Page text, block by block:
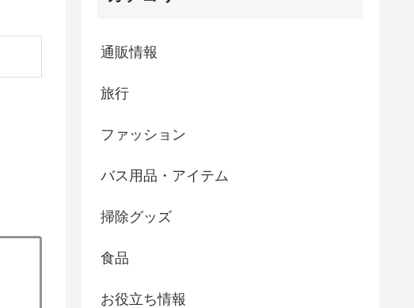
通販情報
旅行
ファッション
バス用品・アイテム
掃除グッズ
食品
お役立ち情報